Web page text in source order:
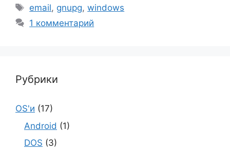
Метки
email, gnupg,windows
1 комментарий
Рубрики
OS'и (17)
Android (1)
DOS (3)